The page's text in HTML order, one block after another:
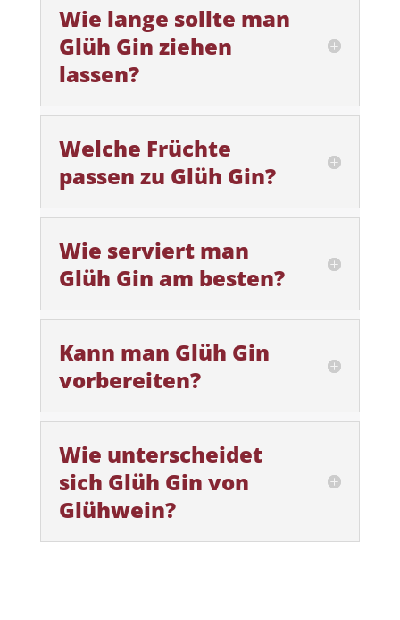
Wie lange sollte man
Glüh Gin ziehen
lassen?
Welche Früchte
passen zu Glüh Gin?
Wie serviert man
Glüh Gin am besten?
Kann man Glüh Gin
vorbereiten?
Wie unterscheidet
sich Glüh Gin von
Glühwein?